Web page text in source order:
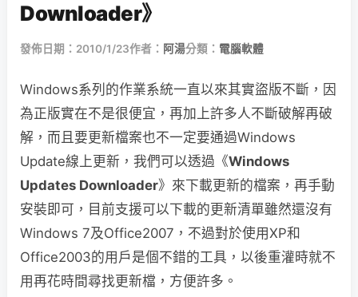
Downloader》
發佈日期：2010/1/23作者： 阿湯分類： 電腦軟體
Windows系列的作業系統一直以來其實盜版不斷，因
為正版實在不是很便宜，再加上許多人不斷破解再破
解，而且要更新檔案也不一定要通過Windows
Update線上更新，我們可以透過《Windows
Updates Downloader》來下載更新的檔案，再手動
安裝即可，目前支援可以下載的更新清單雖然還沒有
Windows 7及Office2007，不過對於使用XP和
Office2003的用戶是個不錯的工具，以後重灌時就不
用再花時間尋找更新檔，方便許多。